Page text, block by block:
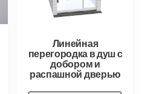
Линейная
перегородка в душ с
добором и
распашной дверью